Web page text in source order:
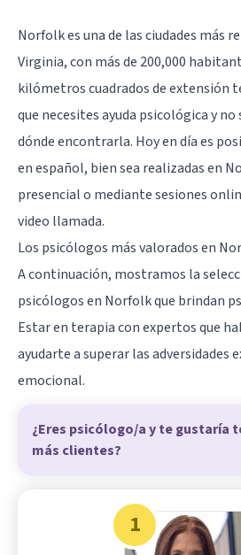
Norfolk es una de las ciudades más
Virginia, con más de 200,000
kilómetros cuadrados de extensión
que necesites ayuda psicológica y no
dónde encontrarla. Hoy en día es
en español, bien sea realizadas en
presencial o mediante sesiones
video llamada.
Los psicólogos más valorados en
A continuación, mostramos la
psicólogos en Norfolk que brindan
Estar en terapia con expertos que
ayudarte a superar las adversidades
emocional.
¿Eres psicólogo/a y te gustaría
más clientes?
1